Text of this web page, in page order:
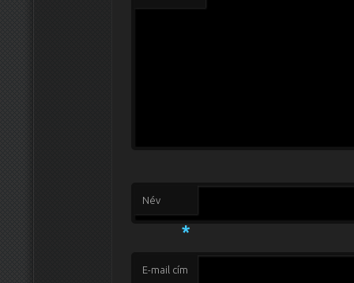
Név
*
E-mail cím